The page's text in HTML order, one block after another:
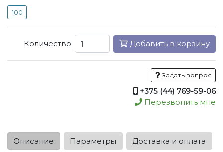
100
Количество Добавить в корзину
Задать вопрос
+375 (44) 769-59-06
Перезвонить мне
Описание Параметры Доставка и оплата